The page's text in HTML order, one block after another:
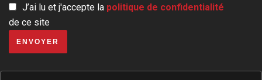
J’ai lu et j'accepte la politique de confidentialité
de ce site
ENVOYER